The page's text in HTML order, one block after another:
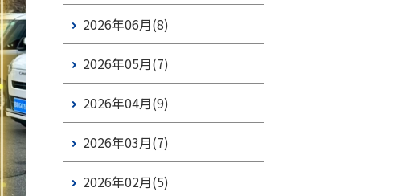
2026年06月(8)
2026年05月(7)
2026年04月(9)
2026年03月(7)
2026年02月(5)